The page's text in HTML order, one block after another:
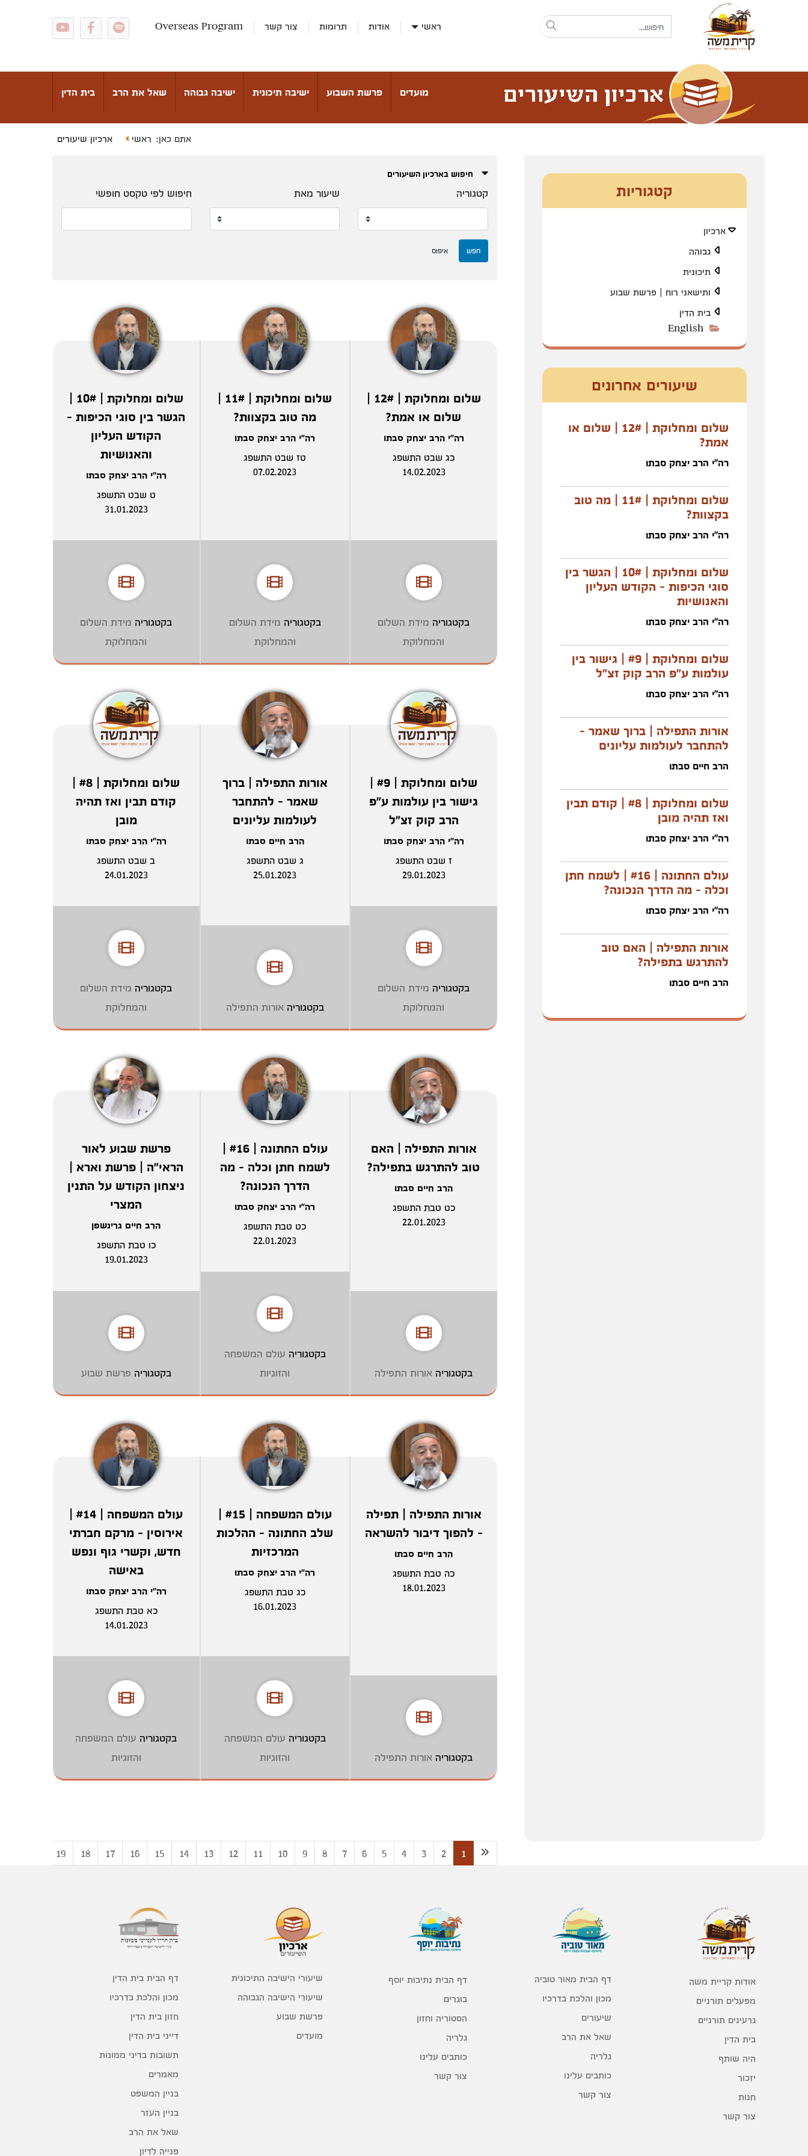
ראשי אודות תרומות צור קשר Overseas Program
מועדים פרשת השבוע ישיבה תיכונית ישיבה גבוהה שאל את הרב בית הדין
אתם כאן: ראשי ארכיון שיעורים
חיפוש בארכיון השיעורים
קטגוריה שיעור מאת חיפוש לפי טקסט חופשי
חפש איפוס
שלום ומחלוקת | 12# |
שלום או אמת?
רה"י הרב יצחק סבתו
כג שבט התשפג
14.02.2023
בקטגוריה מידת השלום
והמחלוקת
שלום ומחלוקת | 11# |
מה טוב בקצוות?
רה"י הרב יצחק סבתו
טז שבט התשפג
07.02.2023
בקטגוריה מידת השלום
והמחלוקת
שלום ומחלוקת | 10# |
הגשר בין סוגי הכיפות -
הקודש העליון
והאנושיות
רה"י הרב יצחק סבתו
ט שבט התשפג
31.01.2023
בקטגוריה מידת השלום
והמחלוקת
שלום ומחלוקת | #9 |
גישור בין עולמות ע"פ
הרב קוק זצ"ל
רה"י הרב יצחק סבתו
ז שבט התשפג
29.01.2023
בקטגוריה מידת השלום
והמחלוקת
אורות התפילה | ברוך
שאמר - להתחבר
לעולמות עליונים
הרב חיים סבתו
ג שבט התשפג
25.01.2023
בקטגוריהאורות התפילה
שלום ומחלוקת | #8 |
קודם תבין ואז תהיה
מובן
רה"י הרב יצחק סבתו
ב שבט התשפג
24.01.2023
בקטגוריה מידת השלום
והמחלוקת
אורות התפילה | האם
טוב להתרגש בתפילה?
הרב חיים סבתו
כט טבת התשפג
22.01.2023
בקטגוריה אורות התפילה
עולם החתונה | #16 |
לשמח חתן וכלה - מה
הדרך הנכונה?
רה"י הרב יצחק סבתו
כט טבת התשפג
22.01.2023
בקטגוריה עולם המשפחה
והזוגיות
פרשת שבוע לאור
הראי"ה | פרשת וארא |
ניצחון הקודש על התנין
המצרי
הרב חיים גרינשפן
כו טבת התשפג
19.01.2023
בקטגוריה פרשת שבוע
אורות התפילה | תפילה
- להפוך דיבור להשראה
הרב חיים סבתו
כה טבת התשפג
18.01.2023
בקטגוריה אורות התפילה
עולם המשפחה | #15 |
שלב החתונה - ההלכות
המרכזיות
רה"י הרב יצחק סבתו
כג טבת התשפג
16.01.2023
בקטגוריה עולם המשפחה
והזוגיות
עולם המשפחה | #14 |
אירוסין - מרקם חברתי
חדש, וקשרי גוף ונפש
באישה
רה"י הרב יצחק סבתו
כא טבת התשפג
14.01.2023
בקטגוריה עולם המשפחה
והזוגיות
1
2
3
4
5
6
7
8
9
10
11
12
13
14
15
16
17
18
19
קטגוריות
ארכיון
גבוהה
תיכונית
ותישאני רוח | פרשת שבוע
בית הדין
English
שיעורים אחרונים
שלום ומחלוקת | 12# | שלום או
אמת?
רה"י הרב יצחק סבתו
שלום ומחלוקת | 11# | מה טוב
בקצוות?
רה"י הרב יצחק סבתו
שלום ומחלוקת | 10# | הגשר בין
סוגי הכיפות - הקודש העליון
והאנושיות
רה"י הרב יצחק סבתו
שלום ומחלוקת | #9 | גישור בין
עולמות ע"פ הרב קוק זצ"ל
רה"י הרב יצחק סבתו
אורות התפילה | ברוך שאמר -
להתחבר לעולמות עליונים
הרב חיים סבתו
שלום ומחלוקת | #8 | קודם תבין
ואז תהיה מובן
רה"י הרב יצחק סבתו
עולם החתונה | #16 | לשמח חתן
וכלה - מה הדרך הנכונה?
רה"י הרב יצחק סבתו
אורות התפילה | האם טוב
להתרגש בתפילה?
הרב חיים סבתו
אודות קריית משה
מפעלים תורניים
גרעינים תורניים
בית הדין
היה שותף
יזכור
חנות
צור קשר
דף הבית מאור טוביה
מכון והלכת בדרכיו
שיעורים
שאל את הרב
גלריה
כותבים עלינו
צור קשר
דף הבית נתיבות יוסף
בוגרים
הסטוריה וחזון
גלריה
כותבים עלינו
צור קשר
שיעורי הישיבה התיכונית
שיעורי הישיבה הגבוהה
פרשת שבוע
מועדים
דף הבית בית הדין
מכון והלכת בדרכיו
חזון בית הדין
דייני בית הדין
תשובות בדיני ממונות
מאמרים
בניין המשפט
בניין העזר
שאל את הרב
פנייה לדיון